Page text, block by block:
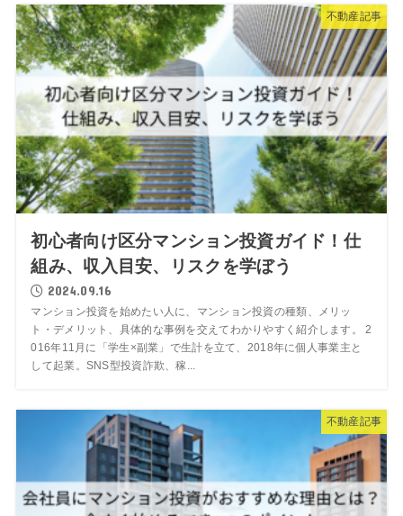
不動産記事
初心者向け区分マンション投資ガイド！仕
組み、収入目安、リスクを学ぼう
2024.09.16
マンション投資を始めたい人に、マンション投資の種類、メリッ
ト・デメリット、具体的な事例を交えてわかりやすく紹介します。 2
016年11月に「学生×副業」で生計を立て、2018年に個人事業主と
して起業。SNS型投資詐欺、稼...
不動産記事